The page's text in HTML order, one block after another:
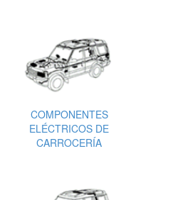
COMPONENTES
ELÉCTRICOS DE
CARROCERÍA